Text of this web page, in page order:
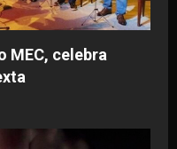
MEC, celebra